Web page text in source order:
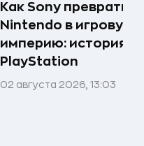
Как Sony
Nintendo в игровую
империю: история
PlayStation
02 августа 2026, 13:03